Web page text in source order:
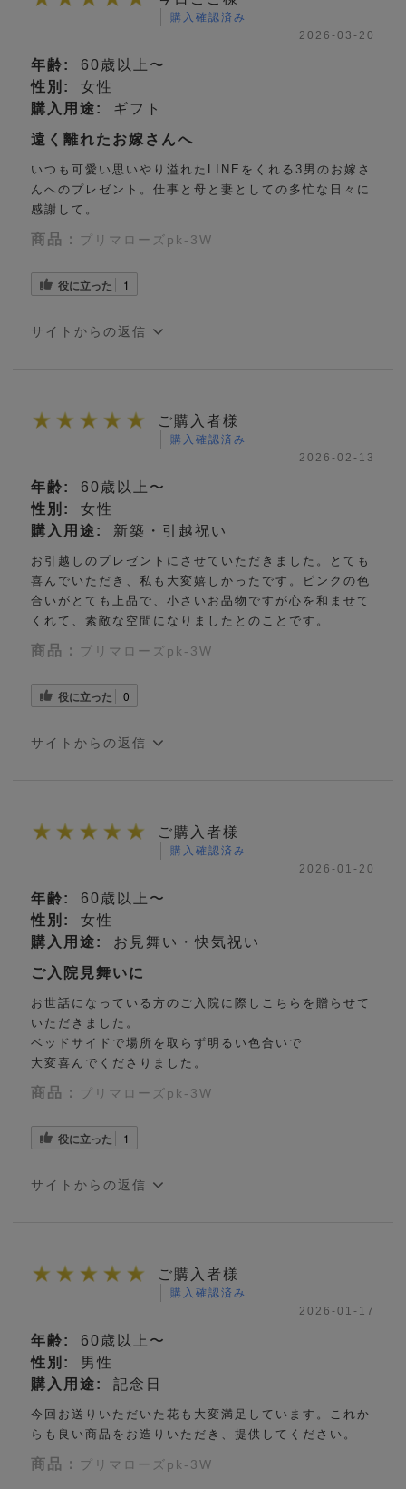
購入確認済み
2026-03-20
年齢:
60歳以上〜
性別:
女性
購入用途:
ギフト
遠く離れたお嫁さんへ
いつも可愛い思いやり溢れたLINEをくれる3男のお嫁さ
んへのプレゼント。仕事と母と妻としての多忙な日々に
感謝して。
商品： プリマローズpk-3W
役に立った 1
サイトからの返信
ご購入者様
購入確認済み
2026-02-13
年齢:
60歳以上〜
性別:
女性
購入用途:
新築・引越祝い
お引越しのプレゼントにさせていただきました。とても
喜んでいただき、私も大変嬉しかったです。ピンクの色
合いがとても上品で、小さいお品物ですが心を和ませて
くれて、素敵な空間になりましたとのことです。
商品： プリマローズpk-3W
役に立った 0
サイトからの返信
ご購入者様
購入確認済み
2026-01-20
年齢:
60歳以上〜
性別:
女性
購入用途:
お見舞い・快気祝い
ご入院見舞いに
お世話になっている方のご入院に際しこちらを贈らせて
いただきました。
ベッドサイドで場所を取らず明るい色合いで
大変喜んでくださりました。
商品： プリマローズpk-3W
役に立った 1
サイトからの返信
ご購入者様
購入確認済み
2026-01-17
年齢:
60歳以上〜
性別:
男性
購入用途:
記念日
今回お送りいただいた花も大変満足しています。これか
らも良い商品をお造りいただき、提供してください。
商品： プリマローズpk-3W